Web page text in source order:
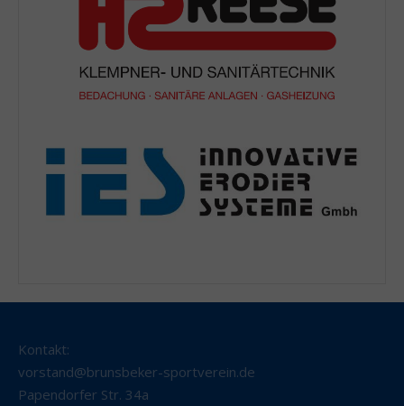
Kontakt:
vorstand@brunsbeker-sportverein.de
Papendorfer Str. 34a